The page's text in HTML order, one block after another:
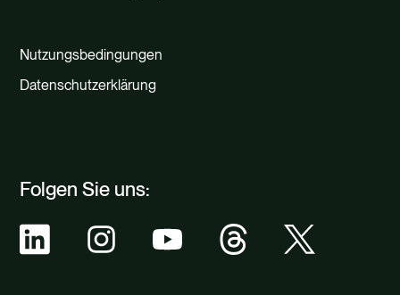
Folgen Sie uns:
Nutzungsbedingungen
Datenschutzerklärung